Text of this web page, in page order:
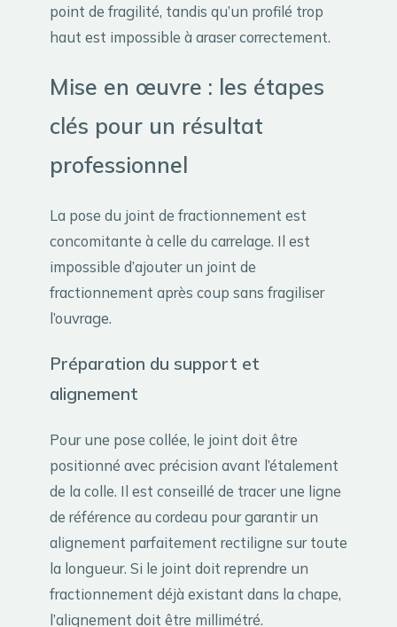
point de fragilité, tandis qu’un profilé trop
haut est impossible à araser correctement.
Mise en œuvre : les étapes
clés pour un résultat
professionnel
La pose du joint de fractionnement est
concomitante à celle du carrelage. Il est
impossible d’ajouter un joint de
fractionnement après coup sans fragiliser
l’ouvrage.
Préparation du support et
alignement
Pour une pose collée, le joint doit être
positionné avec précision avant l’étalement
de la colle. Il est conseillé de tracer une ligne
de référence au cordeau pour garantir un
alignement parfaitement rectiligne sur toute
la longueur. Si le joint doit reprendre un
fractionnement déjà existant dans la chape,
l’alignement doit être millimétré.